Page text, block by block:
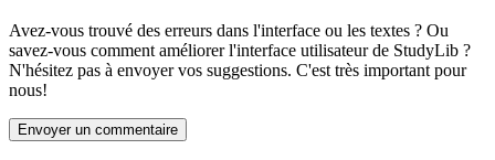
Avez-vous trouvé des erreurs dans l'interface ou les textes ? Ou
savez-vous comment améliorer l'interface utilisateur de StudyLib ?
N'hésitez pas à envoyer vos suggestions. C'est très important pour
nous!
Envoyer un commentaire